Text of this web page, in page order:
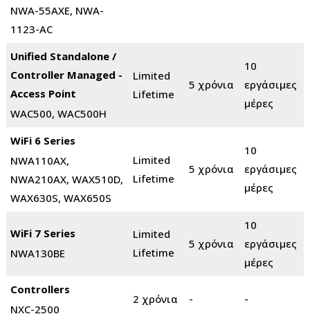
NWA-55AXE, NWA-
1123-AC
Unified Standalone /
Controller Managed -
Access Point
WAC500, WAC500H
Limited
Lifetime
5 χρόνια
10
εργάσιμες
μέρες
WiFi 6 Series
NWA110AX,
NWA210AX, WAX510D,
WAX630S, WAX650S
Limited
Lifetime
5 χρόνια
10
εργάσιμες
μέρες
WiFi 7 Series
NWA130BE
Limited
Lifetime
5 χρόνια
10
εργάσιμες
μέρες
Controllers
NXC-2500
2 χρόνια - -